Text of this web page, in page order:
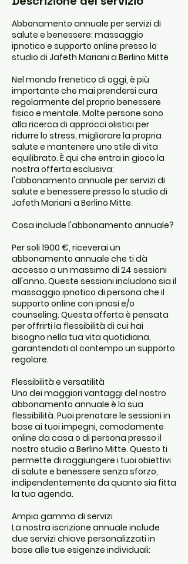
Abbonamento annuale per servizi di
salute e benessere: massaggio
ipnotico e supporto online presso lo
studio di Jafeth Mariani a Berlino Mitte
Nel mondo frenetico di oggi, è più
importante che mai prendersi cura
regolarmente del proprio benessere
fisico e mentale. Molte persone sono
alla ricerca di approcci olistici per
ridurre lo stress, migliorare la propria
salute e mantenere uno stile di vita
equilibrato. È qui che entra in gioco la
nostra offerta esclusiva:
l'abbonamento annuale per servizi di
salute e benessere presso lo studio di
Jafeth Mariani a Berlino Mitte.
Cosa include l'abbonamento annuale?
Per soli 1900 €, riceverai un
abbonamento annuale che ti dà
accesso a un massimo di 24 sessioni
all'anno. Queste sessioni includono sia il
massaggio ipnotico di persona che il
supporto online con ipnosi e/o
counseling. Questa offerta è pensata
per offrirti la flessibilità di cui hai
bisogno nella tua vita quotidiana,
garantendoti al contempo un supporto
regolare.
Flessibilità e versatilità
Uno dei maggiori vantaggi del nostro
abbonamento annuale è la sua
flessibilità. Puoi prenotare le sessioni in
base ai tuoi impegni, comodamente
online da casa o di persona presso il
nostro studio a Berlino Mitte. Questo ti
permette di raggiungere i tuoi obiettivi
di salute e benessere senza sforzo,
indipendentemente da quanto sia fitta
la tua agenda.
Ampia gamma di servizi
La nostra iscrizione annuale include
due servizi chiave personalizzati in
base alle tue esigenze individuali: